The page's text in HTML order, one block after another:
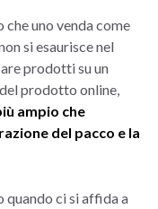
uno venda come
si esaurisce nel
prodotti su un
prodotto online,
ampio che
del pacco e la
quando ci si affida a